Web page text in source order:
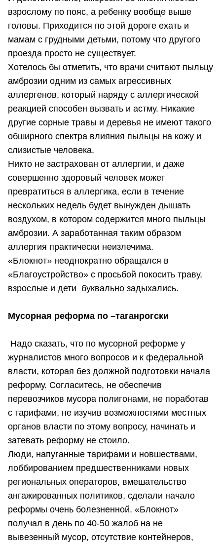
взрослому по пояс, а ребенку вообще выше
головы. Приходится по этой дороге ехать и
мамам с грудными детьми, потому что другого
проезда просто не существует.
Хотелось бы отметить, что врачи считают пыльцу
амброзии одним из самых агрессивных
аллергенов, который наряду с аллергической
реакцией способен вызвать и астму. Никакие
другие сорные травы и деревья не имеют такого
обширного спектра влияния пыльцы на кожу и
слизистые человека.
Никто не застрахован от аллергии, и даже
совершенно здоровый человек может
превратиться в аллергика, если в течение
нескольких недель будет вынужден дышать
воздухом, в котором содержится много пыльцы
амброзии. А заработанная таким образом
аллергия практически неизлечима.
«Блокнот» неоднократно обращался в
«Благоустройство» с просьбой покосить траву,
взрослые и дети буквально задыхались.
Мусорная реформа по –таганрогски
Надо сказать, что по мусорной реформе у
журналистов много вопросов и к федеральной
власти, которая без должной подготовки начала
реформу. Согласитесь, не обеспечив
перевозчиков мусора полигонами, не поработав
с тарифами, не изучив возможностями местных
органов власти по этому вопросу, начинать и
затевать реформу не стоило.
Люди, напуганные тарифами и новшествами,
лоббированием предшественниками новых
региональных операторов, вмешательство
ангажированных политиков, сделали начало
реформы очень болезненной. «Блокнот»
получал в день по 40-50 жалоб на не
вывезенный мусор, отсутствие контейнеров,